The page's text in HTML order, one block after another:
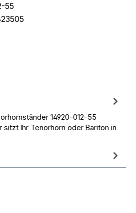
55
14920-012-55
sitzt Ihr Tenorhorn oder Bariton in